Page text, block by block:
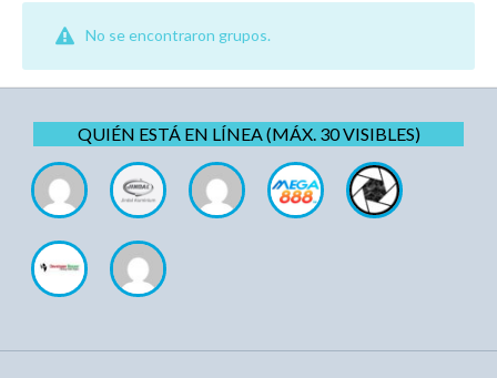
No se encontraron grupos.
QUIÉN ESTÁ EN LÍNEA (MÁX. 30 VISIBLES)